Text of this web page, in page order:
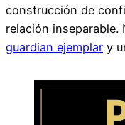
construcción de
relación inseparable.
guardian ejemplar y